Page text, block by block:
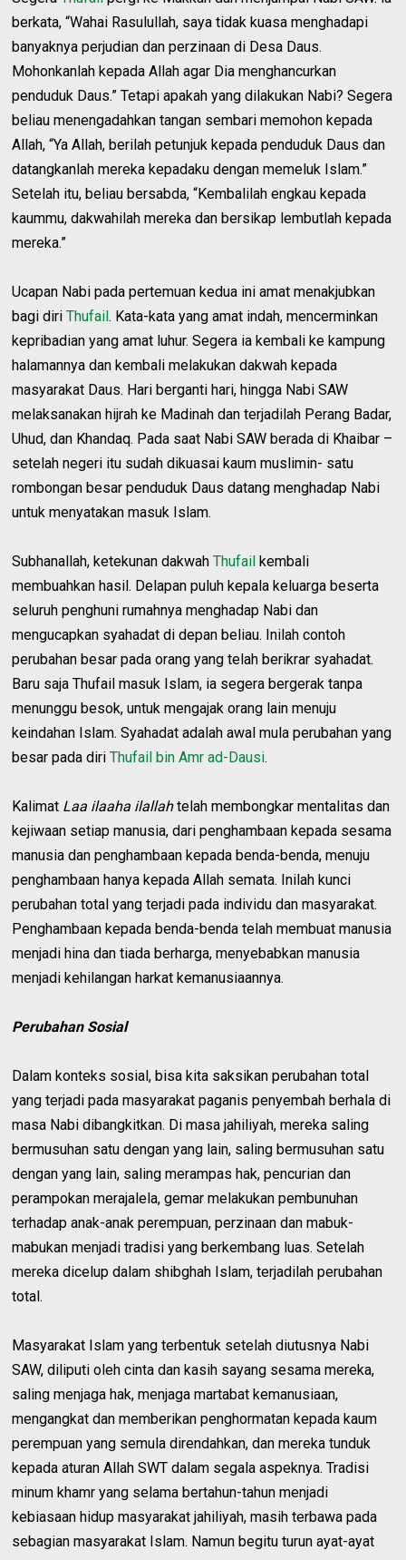
berkata, “Wahai Rasulullah, saya tidak kuasa menghadapi
banyaknya perjudian dan perzinaan di Desa Daus.
Mohonkanlah kepada Allah agar Dia menghancurkan
penduduk Daus.” Tetapi apakah yang dilakukan Nabi? Segera
beliau menengadahkan tangan sembari memohon kepada
Allah, “Ya Allah, berilah petunjuk kepada penduduk Daus dan
datangkanlah mereka kepadaku dengan memeluk Islam.”
Setelah itu, beliau bersabda, “Kembalilah engkau kepada
kaummu, dakwahilah mereka dan bersikap lembutlah kepada
mereka.”
Ucapan Nabi pada pertemuan kedua ini amat menakjubkan
bagi diriThufail. Kata-kata yang amat indah, mencerminkan
kepribadian yang amat luhur. Segera ia kembali ke kampung
halamannya dan kembali melakukan dakwah kepada
masyarakat Daus. Hari berganti hari, hingga Nabi SAW
melaksanakan hijrah ke Madinah dan terjadilah Perang Badar,
Uhud, dan Khandaq. Pada saat Nabi SAW berada di Khaibar –
setelah negeri itu sudah dikuasai kaum muslimin- satu
rombongan besar penduduk Daus datang menghadap Nabi
untuk menyatakan masuk Islam.
Subhanallah, ketekunan dakwahThufail kembali
membuahkan hasil. Delapan puluh kepala keluarga beserta
seluruh penghuni rumahnya menghadap Nabi dan
mengucapkan syahadat di depan beliau. Inilah contoh
perubahan besar pada orang yang telah berikrar syahadat.
Baru saja Thufail masuk Islam, ia segera bergerak tanpa
menunggu besok, untuk mengajak orang lain menuju
keindahan Islam. Syahadat adalah awal mula perubahan yang
besar pada diriThufail bin Amr ad-Dausi.
Kalimat Laa ilaaha ilallahtelah membongkar mentalitas dan
kejiwaan setiap manusia, dari penghambaan kepada sesama
manusia dan penghambaan kepada benda-benda, menuju
penghambaan hanya kepada Allah semata. Inilah kunci
perubahan total yang terjadi pada individu dan masyarakat.
Penghambaan kepada benda-benda telah membuat manusia
menjadi hina dan tiada berharga, menyebabkan manusia
menjadi kehilangan harkat kemanusiaannya.
Perubahan Sosial
Dalam konteks sosial, bisa kita saksikan perubahan total
yang terjadi pada masyarakat paganis penyembah berhala di
masa Nabi dibangkitkan. Di masa jahiliyah, mereka saling
bermusuhan satu dengan yang lain, saling bermusuhan satu
dengan yang lain, saling merampas hak, pencurian dan
perampokan merajalela, gemar melakukan pembunuhan
terhadap anak-anak perempuan, perzinaan dan mabuk-
mabukan menjadi tradisi yang berkembang luas. Setelah
mereka dicelup dalam shibghah Islam, terjadilah perubahan
total.
Masyarakat Islam yang terbentuk setelah diutusnya Nabi
SAW, diliputi oleh cinta dan kasih sayang sesama mereka,
saling menjaga hak, menjaga martabat kemanusiaan,
mengangkat dan memberikan penghormatan kepada kaum
perempuan yang semula direndahkan, dan mereka tunduk
kepada aturan Allah SWT dalam segala aspeknya. Tradisi
minum khamr yang selama bertahun-tahun menjadi
kebiasaan hidup masyarakat jahiliyah, masih terbawa pada
sebagian masyarakat Islam. Namun begitu turun ayat-ayat